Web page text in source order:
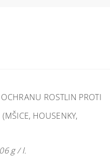
ROSTLIN PROTI
HOUSENKY,
g / l.